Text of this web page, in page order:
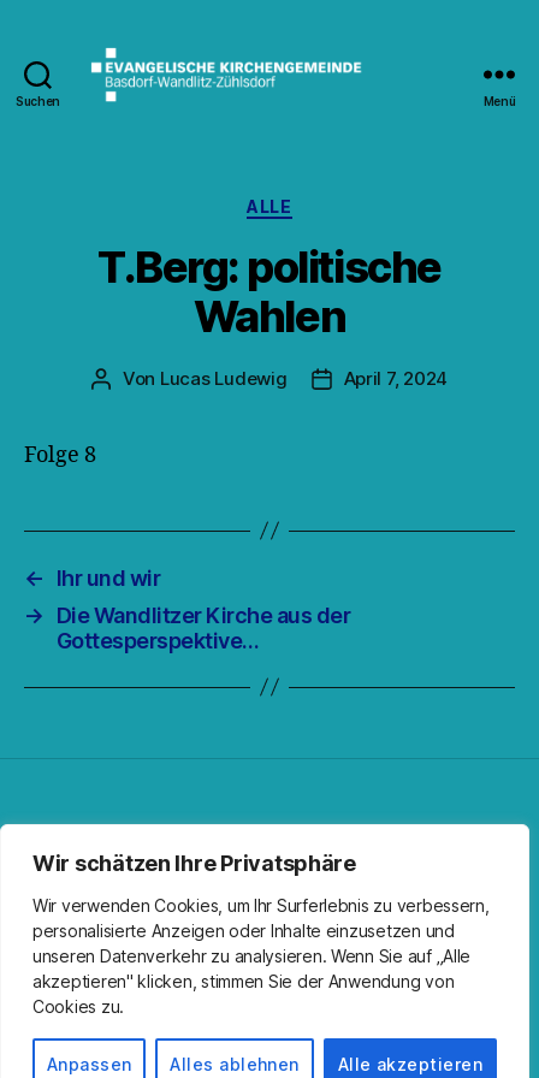
Wir schätzen Ihre Privatsphäre
Wir verwenden Cookies, um Ihr Surferlebnis zu verbessern,
personalisierte Anzeigen oder Inhalte einzusetzen und
unseren Datenverkehr zu analysieren. Wenn Sie auf „Alle
akzeptieren" klicken, stimmen Sie der Anwendung von
Cookies zu.
Anpassen Alles ablehnen Alle akzeptieren
Suchen Menü
Kategorien
ALLE
T.Berg: politische
Wahlen
Beitragsautor
Von Lucas Ludewig Veröffentlichungsdatum
April 7, 2024
Folge 8
←
Ihr und wir
→
Die Wandlitzer Kirche aus der
Gottesperspektive…
Facebook
Spotify
RSS-FeedInstagram
Impressum